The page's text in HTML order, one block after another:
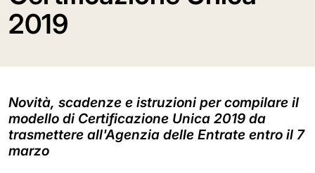
2019
Novità, scadenze e istruzioni per compilare il
modello di Certificazione Unica 2019 da
trasmettere all'Agenzia delle Entrate entro il 7
marzo